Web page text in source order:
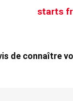
starts
de connaître